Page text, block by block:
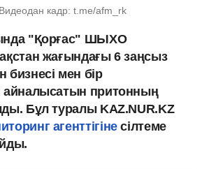
кадр: t.me/afm_rk
"Қорғас" ШЫХО
жағындағы 6 заңсыз
мен бір
айналысатын притонның
Бұл туралы KAZ.NUR.KZ
агенттігінесілтеме